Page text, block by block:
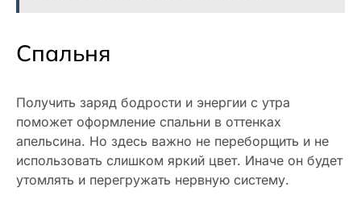
Спальня
Получить заряд бодрости и энергии с утра
поможет оформление спальни в оттенках
апельсина. Но здесь важно не переборщить и не
использовать слишком яркий цвет. Иначе он будет
утомлять и перегружать нервную систему.